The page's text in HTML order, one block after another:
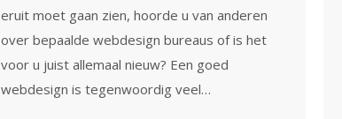
eruit moet gaan zien, hoorde u van anderen
over bepaalde webdesign bureaus of is het
voor u juist allemaal nieuw? Een goed
webdesign is tegenwoordig veel…